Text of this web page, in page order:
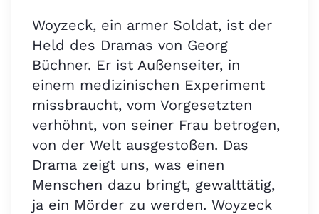
Woyzeck, ein armer Soldat, ist der
Held des Dramas von Georg
Büchner. Er ist Außenseiter, in
einem medizinischen Experiment
missbraucht, vom Vorgesetzten
verhöhnt, von seiner Frau betrogen,
von der Welt ausgestoßen. Das
Drama zeigt uns, was einen
Menschen dazu bringt, gewalttätig,
ja ein Mörder zu werden. Woyzeck